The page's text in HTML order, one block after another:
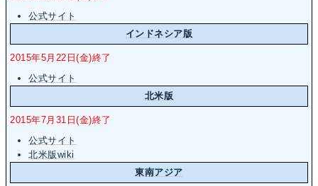
公式サイト
インドネシア版
2015年5月22日(金)終了
公式サイト
北米版
2015年7月31日(金)終了
公式サイト
北米版wiki
東南アジア